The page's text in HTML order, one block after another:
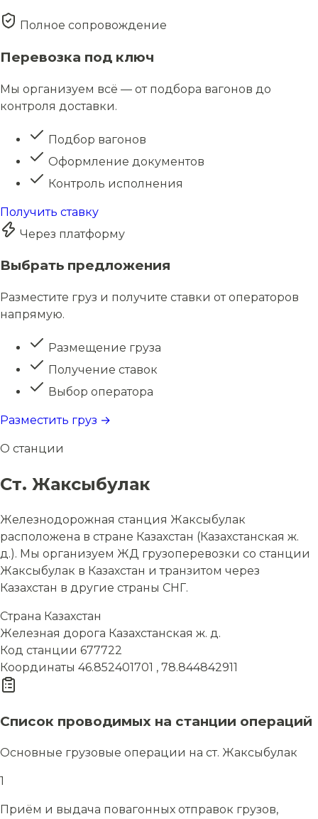
Полное сопровождение
Перевозка под ключ
Мы организуем всё — от подбора вагонов до
контроля доставки.
Подбор вагонов
Оформление документов
Контроль исполнения
Получить ставку
Через платформу
Выбрать предложения
Разместите груз и получите ставки от операторов
напрямую.
Размещение груза
Получение ставок
Выбор оператора
Разместить груз →
О станции
Ст. Жаксыбулак
Железнодорожная станция Жаксыбулак
расположена в стране Казахстан (Казахстанская ж.
д.). Мы организуем ЖД грузоперевозки со станции
Жаксыбулак в Казахстан и транзитом через
Казахстан в другие страны СНГ.
Страна Казахстан
Железная дорога Казахстанская ж. д.
Код станции 677722
Координаты 46.852401701 , 78.844842911
Список проводимых на станции операций
Основные грузовые операции на ст. Жаксыбулак
1
Приём и выдача повагонных отправок грузов,